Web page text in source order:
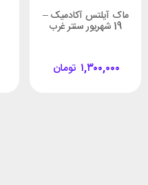
ماک آیلتس آکادمیک –
19 شهریور سنتر غرب
تومان ۱,۳۰۰,۰۰۰